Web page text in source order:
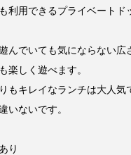
利用できるプライベートド
んでいても気にならない広
楽しく遊べます。
もキレイなランチは大人気
いないです。
り